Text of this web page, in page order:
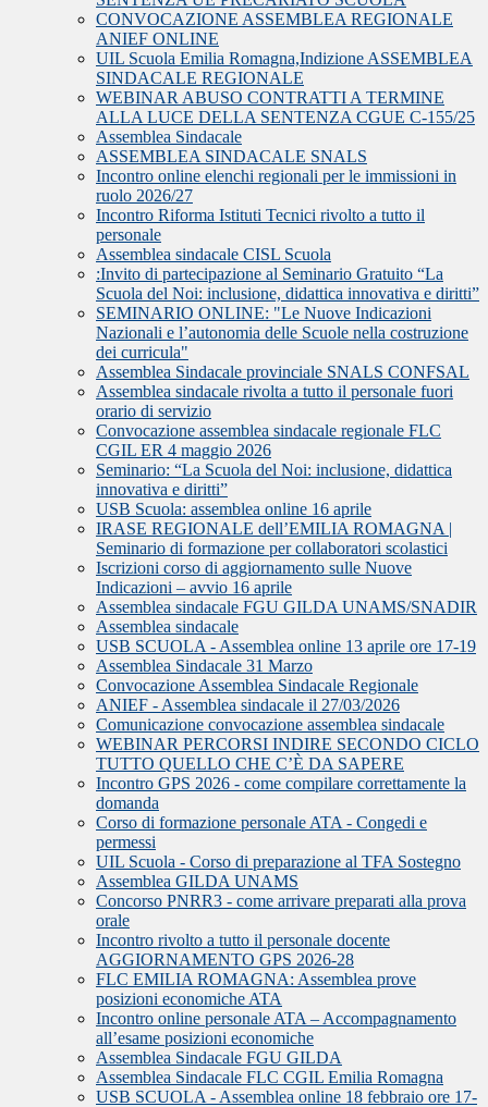
CONVOCAZIONE ASSEMBLEA REGIONALE
ANIEF ONLINE
UIL Scuola Emilia Romagna,Indizione ASSEMBLEA
SINDACALE REGIONALE
WEBINAR ABUSO CONTRATTI A TERMINE
ALLA LUCE DELLA SENTENZA CGUE C‑155/25
Assemblea Sindacale
ASSEMBLEA SINDACALE SNALS
Incontro online elenchi regionali per le immissioni in
ruolo 2026/27
Incontro Riforma Istituti Tecnici rivolto a tutto il
personale
Assemblea sindacale CISL Scuola
:Invito di partecipazione al Seminario Gratuito “La
Scuola del Noi: inclusione, didattica innovativa e diritti”
SEMINARIO ONLINE: "Le Nuove Indicazioni
Nazionali e l’autonomia delle Scuole nella costruzione
dei curricula"
Assemblea Sindacale provinciale SNALS CONFSAL
Assemblea sindacale rivolta a tutto il personale fuori
orario di servizio
Convocazione assemblea sindacale regionale FLC
CGIL ER 4 maggio 2026
Seminario: “La Scuola del Noi: inclusione, didattica
innovativa e diritti”
USB Scuola: assemblea online 16 aprile
IRASE REGIONALE dell’EMILIA ROMAGNA |
Seminario di formazione per collaboratori scolastici
Iscrizioni corso di aggiornamento sulle Nuove
Indicazioni – avvio 16 aprile
Assemblea sindacale FGU GILDA UNAMS/SNADIR
Assemblea sindacale
USB SCUOLA - Assemblea online 13 aprile ore 17-19
Assemblea Sindacale 31 Marzo
Convocazione Assemblea Sindacale Regionale
ANIEF - Assemblea sindacale il 27/03/2026
Comunicazione convocazione assemblea sindacale
WEBINAR PERCORSI INDIRE SECONDO CICLO
TUTTO QUELLO CHE C’È DA SAPERE
Incontro GPS 2026 - come compilare correttamente la
domanda
Corso di formazione personale ATA - Congedi e
permessi
UIL Scuola - Corso di preparazione al TFA Sostegno
Assemblea GILDA UNAMS
Concorso PNRR3 - come arrivare preparati alla prova
orale
Incontro rivolto a tutto il personale docente
AGGIORNAMENTO GPS 2026-28
FLC EMILIA ROMAGNA: Assemblea prove
posizioni economiche ATA
Incontro online personale ATA – Accompagnamento
all’esame posizioni economiche
Assemblea Sindacale FGU GILDA
Assemblea Sindacale FLC CGIL Emilia Romagna
USB SCUOLA - Assemblea online 18 febbraio ore 17-